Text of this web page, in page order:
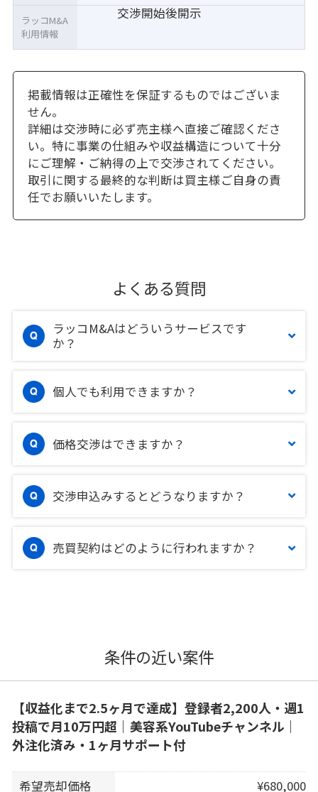
交渉開始後開示
ラッコM&A
利用情報
掲載情報は正確性を保証するものではございま
せん。
詳細は交渉時に必ず売主様へ直接ご確認くださ
い。特に事業の仕組みや収益構造について十分
にご理解・ご納得の上で交渉されてください。
取引に関する最終的な判断は買主様ご自身の責
任でお願いいたします。
よくある質問
ラッコM&Aはどういうサービスです
か？
個人でも利用できますか？
価格交渉はできますか？
交渉申込みするとどうなりますか？
売買契約はどのように行われますか？
条件の近い案件
【収益化まで2.5ヶ月で達成】登録者2,200人・週1
投稿で月10万円超｜美容系YouTubeチャンネル｜
外注化済み・1ヶ月サポート付
希望売却価格
¥680,000